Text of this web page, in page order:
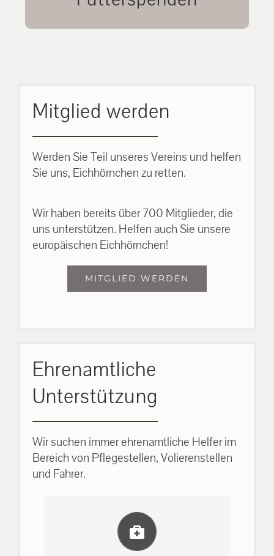
unsere Eichhörnchen.
Mitglied werden
Werden Sie Teil unseres Vereins und helfen
Sie uns, Eichhörnchen zu retten.
Wir haben bereits über 700 Mitglieder, die
uns unterstützen. Helfen auch Sie unsere
europäischen Eichhörnchen!
MITGLIED WERDEN
Ehrenamtliche
Unterstützung
Wir suchen immer ehrenamtliche Helfer im
Bereich von Pflegestellen, Volierenstellen
und Fahrer.
Einlernung und Infos